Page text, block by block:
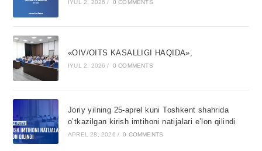
IYUL 2, 2026 / 0 COMMENTS
«OIV/OITS KASALLIGI HAQIDA»,
IYUL 2, 2026 / 0 COMMENTS
Joriy yilning 25-aprel kuni Toshkent shahrida
o’tkazilgan kirish imtihoni natijalari e’lon qilindi
APREL 28, 2026 / 0 COMMENTS